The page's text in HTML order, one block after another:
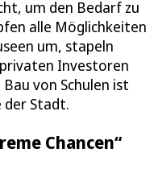
um den Bedarf zu
alle Möglichkeiten
um, stapeln
Investoren
von Schulen ist
der Stadt.
Chancen“